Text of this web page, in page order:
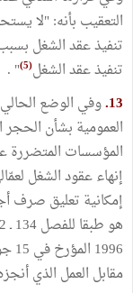
التعقيب بأنه: "لا
تنفيذ عقد الشغل
تنفيذ عقد الشغل(5)
" .
13. وفي الوضع
العمومية بشأن
المؤسسات المتضررة
إنهاء عقود الشغل
إمكانية تعليق صرف
مقابل العمل الذي